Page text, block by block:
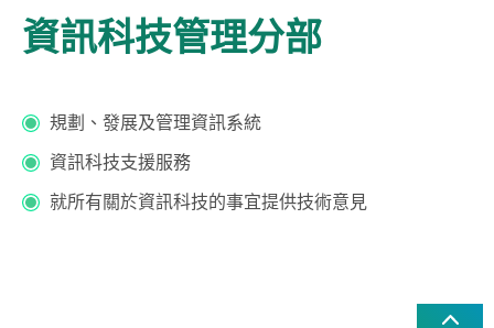
資訊科技管理分部
規劃、發展及管理資訊系統
資訊科技支援服務
就所有關於資訊科技的事宜提供技術意見